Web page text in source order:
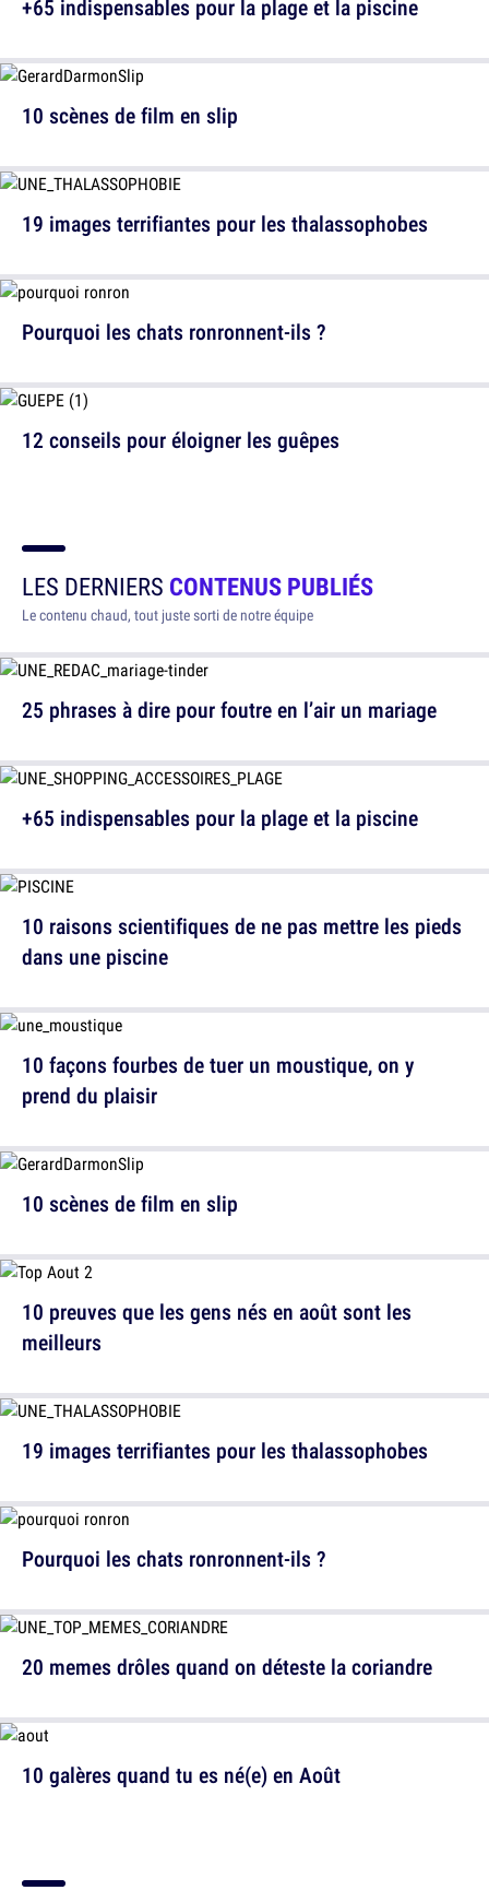
+65 indispensables pour la plage et la piscine
19 images terrifiantes pour les thalassophobes
12 conseils pour éloigner les guêpes
10 scènes de film en slip
Pourquoi les chats ronronnent-ils ?
LES DERNIERS CONTENUS PUBLIÉS
Le contenu chaud, tout juste sorti de notre équipe
25 phrases à dire pour foutre en l’air un mariage
10 raisons scientifiques de ne pas mettre les pieds
dans une piscine
10 scènes de film en slip
19 images terrifiantes pour les thalassophobes
20 memes drôles quand on déteste la coriandre
+65 indispensables pour la plage et la piscine
10 façons fourbes de tuer un moustique, on y
prend du plaisir
10 preuves que les gens nés en août sont les
meilleurs
Pourquoi les chats ronronnent-ils ?
10 galères quand tu es né(e) en Août